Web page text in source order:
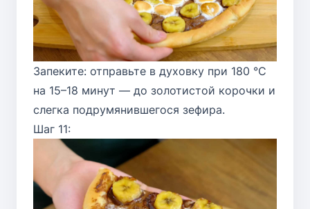
Запеките: отправьте в духовку при 180 °C
на 15–18 минут — до золотистой корочки и
слегка подрумянившегося зефира.
Шаг 11: